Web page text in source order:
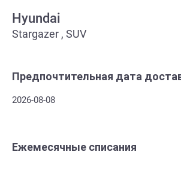
Hyundai
Stargazer , SUV
Предпочтительная дата
2026-08-08
Ежемесячные списания